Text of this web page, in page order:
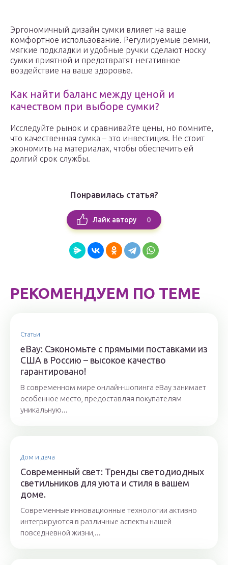
Эргономичный дизайн сумки влияет на ваше
комфортное использование. Регулируемые ремни,
мягкие подкладки и удобные ручки сделают носку
сумки приятной и предотвратят негативное
воздействие на ваше здоровье.
Как найти баланс между ценой и
качеством при выборе сумки?
Исследуйте рынок и сравнивайте цены, но помните,
что качественная сумка – это инвестиция. Не стоит
экономить на материалах, чтобы обеспечить ей
долгий срок службы.
Понравилась статья?
Лайк автору 0
РЕКОМЕНДУЕМ ПО ТЕМЕ
Статьи
eBay: Сэкономьте с прямыми поставками из
США в Россию – высокое качество
гарантировано!
В современном мире онлайн-шопинга eBay занимает
особенное место, предоставляя покупателям
уникальную...
Дом и дача
Современный свет: Тренды светодиодных
светильников для уюта и стиля в вашем
доме.
Современные инновационные технологии активно
интегрируются в различные аспекты нашей
повседневной жизни,...